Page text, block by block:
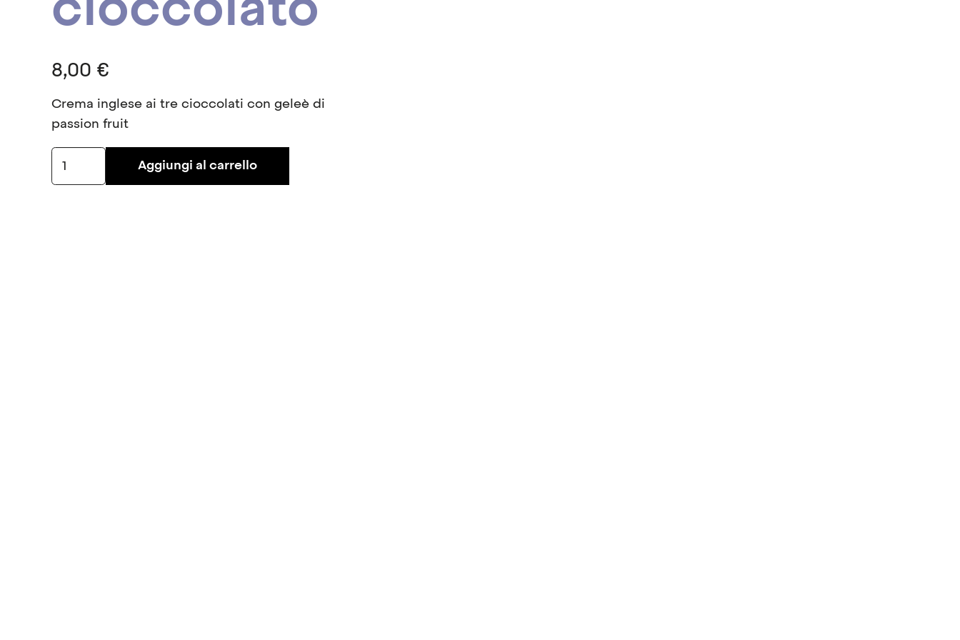
cioccolato
8,00 €
Crema inglese ai tre cioccolati con geleè di
passion fruit
Aggiungi al carrello